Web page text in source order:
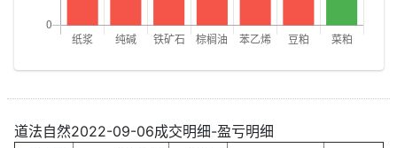
道法自然2022-09-06成交明细-盈亏明细